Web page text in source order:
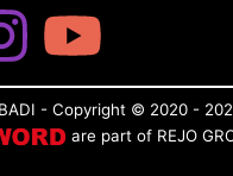
- Copyright © 2020 -
are part of REJO